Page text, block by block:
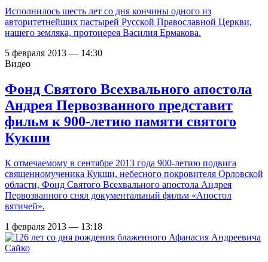
Исполнилось шесть лет со дня кончины одного из
авторитетнейших пастырей Русской Православной Церкви,
нашего земляка, протоиерея Василия Ермакова.
5 февраля 2013 — 14:30
Видео
Фонд Святого Всехвального апостола
Андрея Первозванного представит
фильм к 900-летию памяти святого
Кукши
К отмечаемому в сентябре 2013 года 900-летию подвига
священномученика Кукши, небесного покровителя Орловской
области, Фонд Святого Всехвального апостола Андрея
Первозванного снял документальный фильм «Апостол
вятичей».
1 февраля 2013 — 13:18